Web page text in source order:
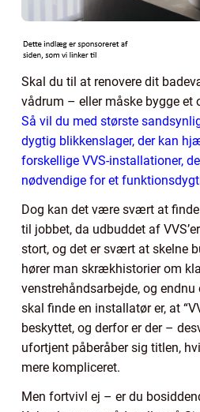
Skal du til at renovere dit
vådrum – eller måske bygge et
Så vil du med største
dygtig blikkenslager, der kan
forskellige VVS-installationer,
nødvendige for et
Dog kan det være svært at
til jobbet, da udbuddet af
stort, og det er svært at skelne
hører man skrækhistorier om
venstrehåndsarbejde, og
skal finde en installatør er, at
beskyttet, og derfor er der –
ufortjent påberåber sig titlen,
mere kompliceret.
Men fortvivl ej – er du